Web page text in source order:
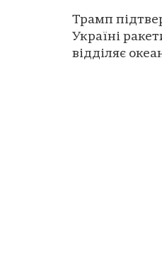
Трамп
Україні
відділяє